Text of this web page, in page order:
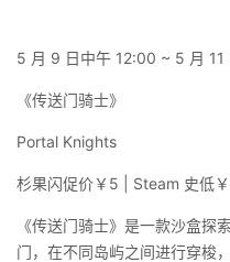
5 月 9 日中午 12:00 ~ 5 月 11
《传送门骑士》
Portal Knights
杉果闪促价￥5 | Steam 史低
《传送门骑士》是一款沙盒探
门，在不同岛屿之间进行穿梭